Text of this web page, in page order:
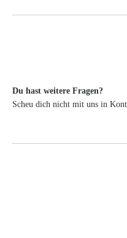
Du hast weitere Fragen?
Scheu dich nicht mit uns in